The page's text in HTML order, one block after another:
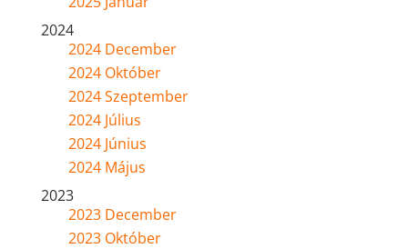
2024
2024 December
2024 Október
2024 Szeptember
2024 Július
2024 Június
2024 Május
2023
2023 December
2023 Október